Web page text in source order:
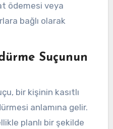
ödemesi veya
bağlı olarak
Suçunun
bir kişinin kasıtlı
anlamına gelir.
planlı bir şekilde